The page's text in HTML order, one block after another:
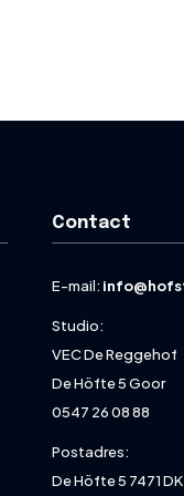
Contact
E-mail:
Studio:
VEC De Reggehof
De Höfte 5 Goor
0547 26 08 88
Postadres:
De Höfte 5 7471